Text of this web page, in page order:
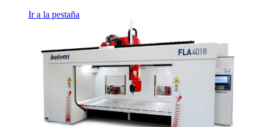
Ir a la pestaña